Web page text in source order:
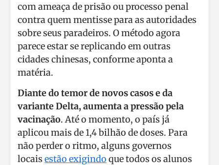
com ameaça de prisão ou processo penal
contra quem mentisse para as autoridades
sobre seus paradeiros. O método agora
parece estar se replicando em outras
cidades chinesas, conforme aponta a
matéria.
Diante do temor de novos casos e da
variante Delta, aumenta a pressão pela
vacinação. Até o momento, o país já
aplicou mais de 1,4 bilhão de doses. Para
não perder o ritmo, alguns governos
locais estão exigindo que todos os alunos